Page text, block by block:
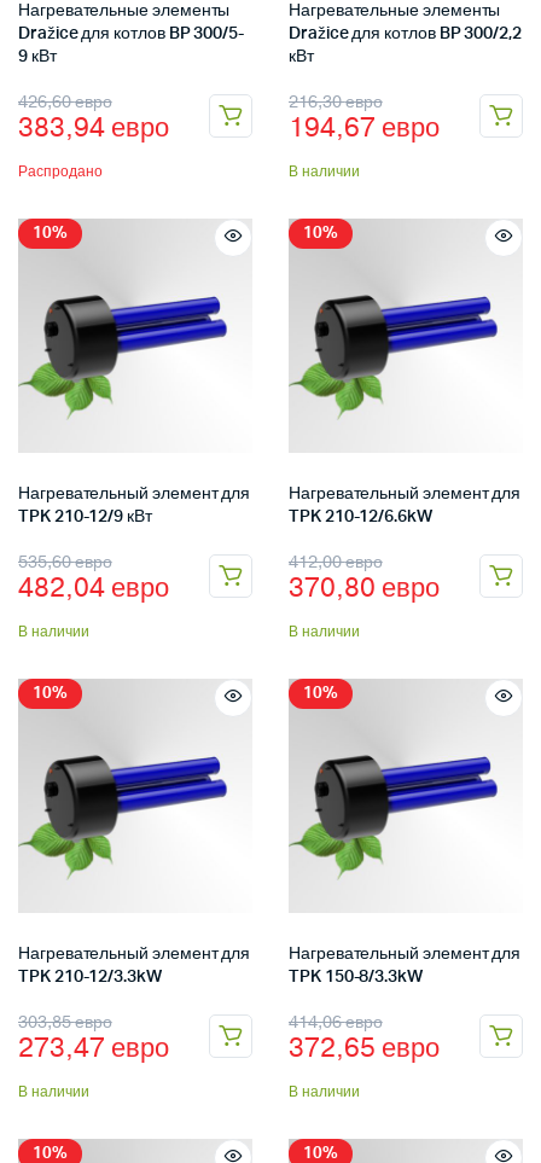
Нагревательные элементы
Dražice для котлов BP 300/5-
9 кВт
426,60евро
383,94 евро
Распродано
Нагревательные элементы
Dražice для котлов BP 300/2,2
кВт
216,30евро
194,67 евро
В наличии
10%
Нагревательный элемент для
TPK 210-12/9 кВт
535,60евро
482,04 евро
В наличии
10%
Нагревательный элемент для
TPK 210-12/6.6kW
412,00евро
370,80 евро
В наличии
10%
Нагревательный элемент для
TPK 210-12/3.3kW
303,85евро
273,47 евро
В наличии
10%
Нагревательный элемент для
TPK 150-8/3.3kW
414,06евро
372,65 евро
В наличии
10% 10%